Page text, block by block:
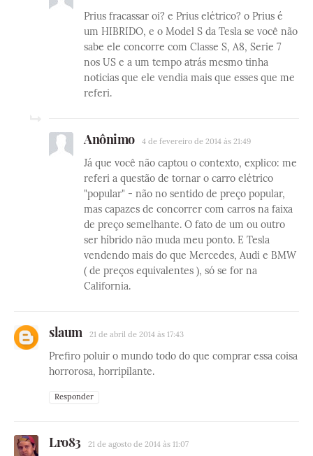
Prius fracassar oi? e Prius elétrico? o Prius é
um HIBRIDO, e o Model S da Tesla se você não
sabe ele concorre com Classe S, A8, Serie 7
nos US e a um tempo atrás mesmo tinha
noticias que ele vendia mais que esses que me
referi.
Anônimo 4 de fevereiro de 2014 às 21:49
Já que você não captou o contexto, explico: me
referi a questão de tornar o carro elétrico
"popular" - não no sentido de preço popular,
mas capazes de concorrer com carros na faixa
de preço semelhante. O fato de um ou outro
ser híbrido não muda meu ponto. E Tesla
vendendo mais do que Mercedes, Audi e BMW
( de preços equivalentes ), só se for na
California.
slaum 21 de abril de 2014 às 17:43
Prefiro poluir o mundo todo do que comprar essa coisa
horrorosa, horripilante.
Responder
Lro83 21 de agosto de 2014 às 11:07